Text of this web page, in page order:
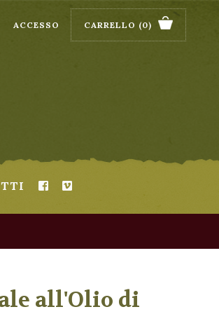
ACCESSO CARRELLO (0)
all'Olio di